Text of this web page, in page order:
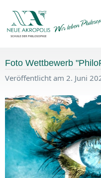
Foto Wettbewerb
Veröffentlicht am 2. Juni